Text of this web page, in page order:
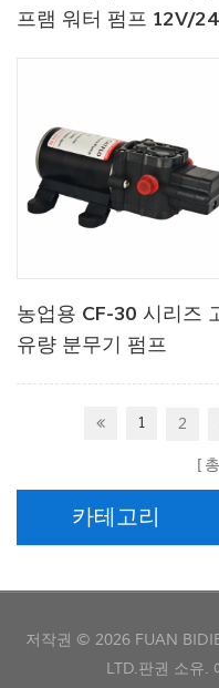
프램 워터 펌프 12V/
농업용 CF-30 시리즈
유량 분무기 펌프
1 2
총
카테고리
저작권 © 2026 FUAN
LTD.판권 소유.